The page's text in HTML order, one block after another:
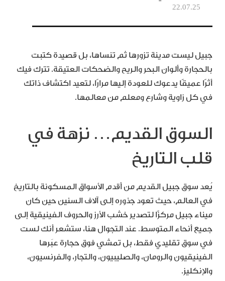
22.07.25
جبيل ليست مدينة تزورها ثم تنساها، بل قصيدة كتبت
بالحجارة وألوان البحر والريح والضحكات العتيقة. تترك فيك
أثرًا عميقًا يدعوك للعودة إليها مرارًا، لتعيد اكتشاف ذاتك
في كل زاوية وشارع ومعلم من معالمها.
السوق القديم… نزهة في
قلب التاريخ
يُعد سوق جبيل القديم من أقدم الأسواق المسكونة بالتاريخ
في العالم، حيث تعود جذوره إلى آلاف السنين حين كان
ميناء جبيل مركزًا لتصدير خشب الأرز والحروف الفينيقية إلى
جميع أنحاء المتوسط. عند التجوال هنا، ستشعر أنك لست
في سوق تقليدي فقط، بل تمشي فوق حجارة عبَرها
الفينيقيون والرومان، والصليبيون، والتجار، والفرنسيون،
والإنكليز.